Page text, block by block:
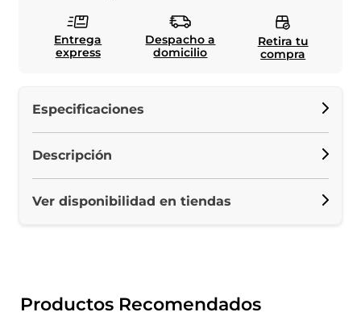
Entrega
express
Despacho a
domicilio
Retira tu
compra
Especificaciones
Descripción
Ver disponibilidad en tiendas
Productos Recomendados